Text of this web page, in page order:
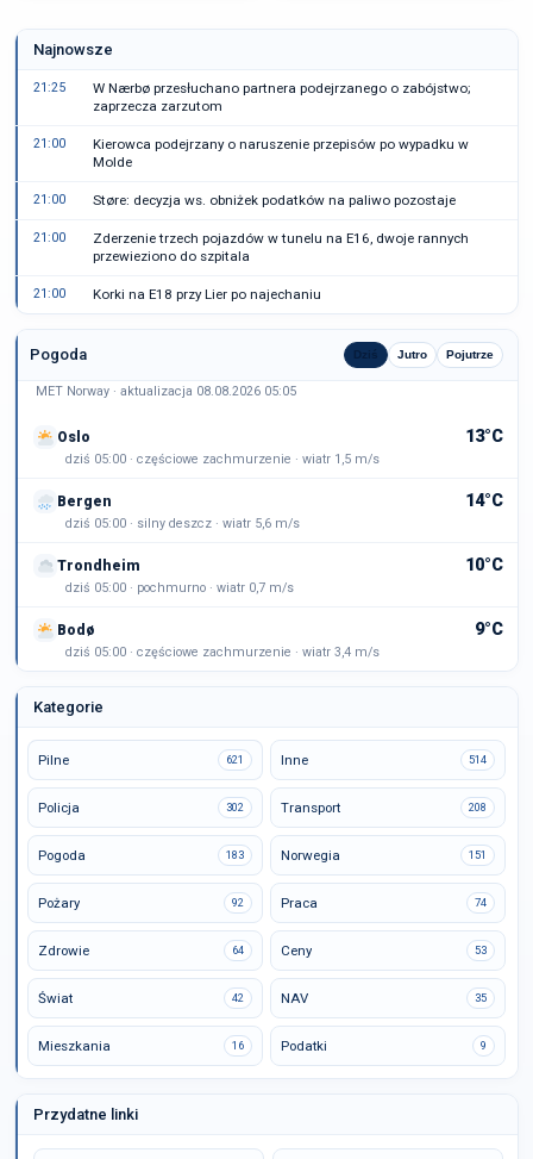
Najnowsze
21:25
W Nærbø przesłuchano partnera podejrzanego o zabójstwo;
zaprzecza zarzutom
21:00
Kierowca podejrzany o naruszenie przepisów po wypadku w
Molde
21:00 Støre: decyzja ws. obniżek podatków na paliwo pozostaje
21:00
Zderzenie trzech pojazdów w tunelu na E16, dwoje rannych
przewieziono do szpitala
21:00 Korki na E18 przy Lier po najechaniu
Pogoda Dziś Jutro Pojutrze
MET Norway · aktualizacja 08.08.2026 05:05
Oslo 13°C
dziś 05:00 · częściowe zachmurzenie · wiatr 1,5 m/s
Bergen 14°C
dziś 05:00 · silny deszcz · wiatr 5,6 m/s
Trondheim 10°C
dziś 05:00 · pochmurno · wiatr 0,7 m/s
Bodø 9°C
dziś 05:00 · częściowe zachmurzenie · wiatr 3,4 m/s
Kategorie
Pilne 621 Inne 514
Policja 302 Transport 208
Pogoda 183 Norwegia 151
Pożary 92 Praca 74
Zdrowie 64 Ceny 53
Świat 42 NAV 35
Mieszkania 16 Podatki 9
Przydatne linki